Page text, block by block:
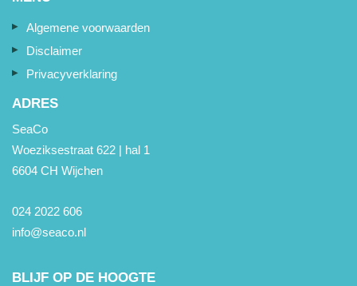
Algemene voorwaarden
Disclaimer
Privacyverklaring
ADRES
SeaCo
Woeziksestraat 622 | hal 1
6604 CH Wijchen
024 2022 606
info@seaco.nl
BLIJF OP DE HOOGTE